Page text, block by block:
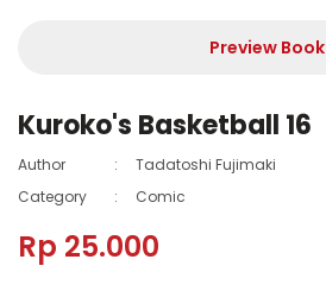
Preview Book
Kuroko's Basketball 16
Author :
Tadatoshi Fujimaki
Category
: Comic
Rp 25.000